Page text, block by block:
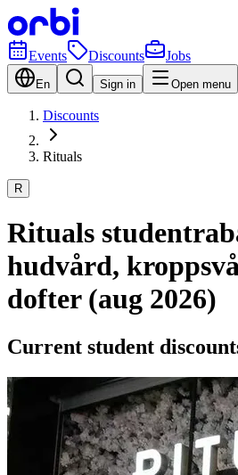
Events Discounts Jobs
En Sign in Open menu
Discounts
Rituals
R
Rituals
hudvård,
dofter (aug 2026)
Current student